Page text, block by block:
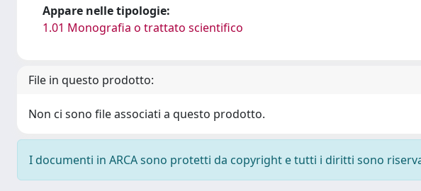
Appare nelle tipologie:
1.01 Monografia o trattato scientifico
File in questo prodotto:
Non ci sono file associati a questo prodotto.
I documenti in ARCA sono protetti da copyright e tutti i diritti sono